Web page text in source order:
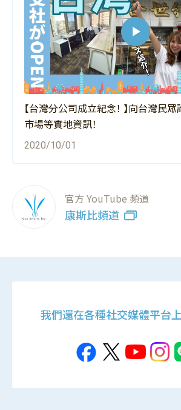
【台灣分公司成立紀念！ 】向台灣民
市場等實地資訊！
2020/10/01
官方 YouTube 頻道
康斯比頻道
我們還在各種社交媒體平台上